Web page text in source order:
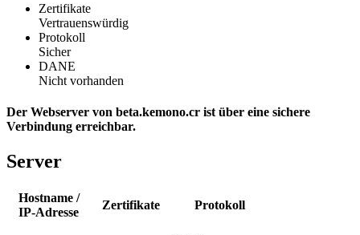
Zertifikate
Vertrauenswürdig
Protokoll
Sicher
DANE
Nicht vorhanden
Der Webserver von beta.kemono.cr ist über eine sichere
Verbindung erreichbar.
Server
Hostname /
IP-Adresse
Zertifikate Protokoll